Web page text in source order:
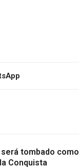
tombado como
Conquista